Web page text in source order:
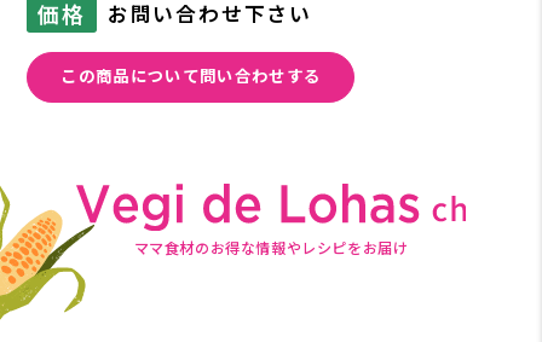
価格 お問い合わせ下さい
この商品について問い合わせする
ママ食材のお得な情報やレシピをお届け